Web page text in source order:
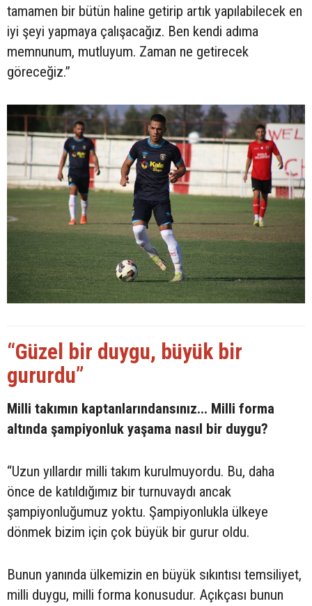
tamamen bir bütün haline getirip artık yapılabilecek en
iyi şeyi yapmaya çalışacağız. Ben kendi adıma
memnunum, mutluyum. Zaman ne getirecek
göreceğiz.”
“Güzel bir duygu, büyük bir
gururdu”
Milli takımın kaptanlarındansınız... Milli forma
altında şampiyonluk yaşama nasıl bir duygu?
“Uzun yıllardır milli takım kurulmuyordu. Bu, daha
önce de katıldığımız bir turnuvaydı ancak
şampiyonluğumuz yoktu. Şampiyonlukla ülkeye
dönmek bizim için çok büyük bir gurur oldu.
Bunun yanında ülkemizin en büyük sıkıntısı temsiliyet,
milli duygu, milli forma konusudur. Açıkçası bunun